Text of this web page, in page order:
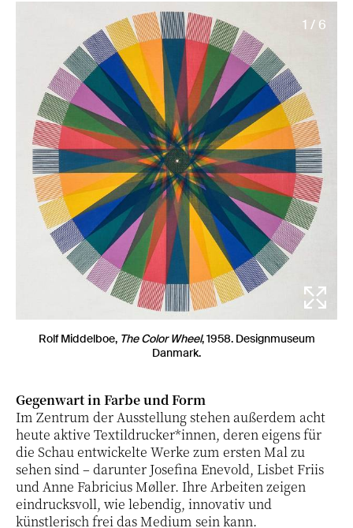
1 / 6
Rolf Middelboe, The Color Wheel, 1958. Designmuseum
Danmark.
Gegenwart in Farbe und Form
Im Zentrum der Ausstellung stehen außerdem acht
heute aktive Textildrucker*innen, deren eigens für
die Schau entwickelte Werke zum ersten Mal zu
sehen sind – darunter Josefina Enevold, Lisbet Friis
und Anne Fabricius Møller. Ihre Arbeiten zeigen
eindrucksvoll, wie lebendig, innovativ und
künstlerisch frei das Medium sein kann.